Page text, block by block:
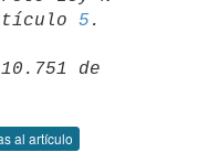
5
de
al artículo